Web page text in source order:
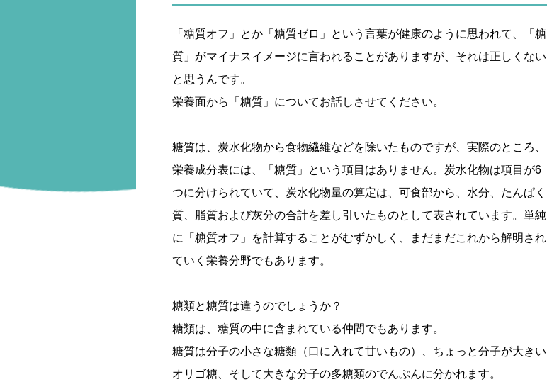
「糖質オフ」とか「糖質ゼロ」という言葉が健康のように思われて、「糖
質」がマイナスイメージに言われることがありますが、それは正しくない
と思うんです。
栄養面から「糖質」についてお話しさせてください。
糖質は、炭水化物から食物繊維などを除いたものですが、実際のところ、
栄養成分表には、「糖質」という項目はありません。炭水化物は項目が6
つに分けられていて、炭水化物量の算定は、可食部から、水分、たんぱく
質、脂質および灰分の合計を差し引いたものとして表されています。単純
に「糖質オフ」を計算することがむずかしく、まだまだこれから解明され
ていく栄養分野でもあります。
糖類と糖質は違うのでしょうか？
糖類は、糖質の中に含まれている仲間でもあります。
糖質は分子の小さな糖類（口に入れて甘いもの）、ちょっと分子が大きい
オリゴ糖、そして大きな分子の多糖類のでんぷんに分かれます。